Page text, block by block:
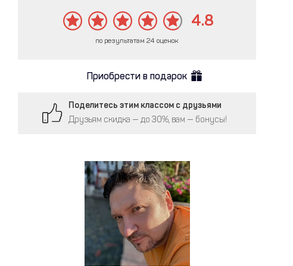
4.8
по результатам 24 оценок
Приобрести в подарок
Поделитесь этим классом с друзьями
Друзьям скидка — до 30%, вам — бонусы!